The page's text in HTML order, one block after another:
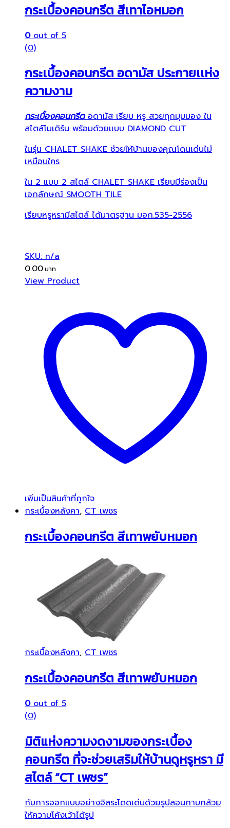
กระเบื้องคอนกรีต สีเทาไอหมอก
0out of 5
(0)
กระเบื้องคอนกรีต อดามัส ประกายเเห่ง
ความงาม
กระเบื้องคอนกรีตอดามัส เรียบ หรู สวยทุกมุมมอง ใน
สไตล์โมเดิร์น พร้อมด้วยเเบบ DIAMOND CUT
ในรุ่น CHALET SHAKE ช่วยให้บ้านของคุณโดนเด่นไม่
เหมือนใคร
ใน 2 แบบ 2 สไตล์ CHALET SHAKE เรียบมีร่องเป็น
เอกลักษณ์ SMOOTH TILE
เรียบหรูหรามีสไตล์ ได้มาตรฐาน มอก.535-2556
SKU: n/a
0.00
View Product
เพิ่มเป็นสินค้าที่ถูกใจ
กระเบื้องหลังคา, CT เพชร
กระเบื้องคอนกรีต สีเทาพยับหมอก
กระเบื้องหลังคา, CT เพชร
กระเบื้องคอนกรีต สีเทาพยับหมอก
0out of 5
(0)
มิติแห่งความงดงามของกระเบื้อง
คอนกรีต ที่จะช่วยเสริมให้บ้านดูหรูหรา มี
สไตล์ “CT เพชร”
กับการออกแบบอย่างอิสระโดดเด่นด้วยรูปลอนกาบกล้วย
ให้ความโค้งเว้าได้รูป